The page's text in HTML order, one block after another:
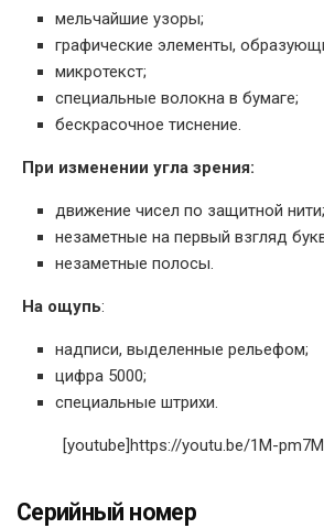
мельчайшие узоры;
графические элементы,
микротекст;
специальные волокна в бумаге;
бескрасочное тиснение.
При изменении угла зрения:
движение чисел по защитной нити;
незаметные на первый взгляд
незаметные полосы.
На ощупь:
надписи, выделенные рельефом;
цифра 5000;
специальные штрихи.
[youtube]https://youtu.be/1M-
Серийный номер